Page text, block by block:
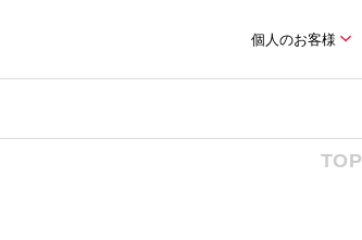
個人のお客様
TOP